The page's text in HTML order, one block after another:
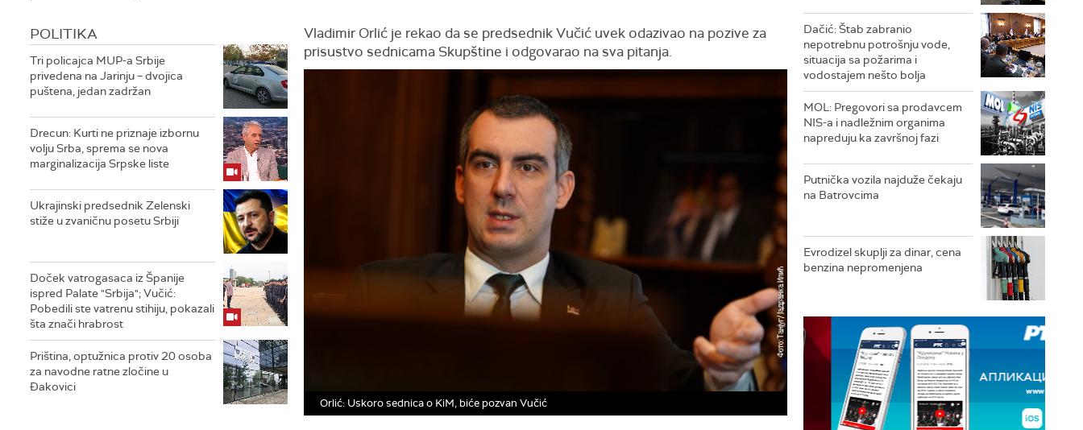
POLITIKA
Tri policajca MUP-a Srbije
privedena na Jarinju – dvojica
puštena, jedan zadržan
Drecun: Kurti ne priznaje izbornu
volju Srba, sprema se nova
marginalizacija Srpske liste
Ukrajinski predsednik Zelenski
stiže u zvaničnu posetu Srbiji
Doček vatrogasaca iz Španije
ispred Palate "Srbija"; Vučić:
Pobedili ste vatrenu stihiju, pokazali
šta znači hrabrost
Priština, optužnica protiv 20 osoba
za navodne ratne zločine u
Đakovici
Vladimir Orlić je rekao da se predsednik Vučić uvek odazivao na pozive za
prisustvo sednicama Skupštine i odgovarao na sva pitanja.
Orlić: Uskoro sednica o KiM, biće pozvan Vučić
Dačić: Štab zabranio
nepotrebnu potrošnju vode,
situacija sa požarima i
vodostajem nešto bolja
MOL: Pregovori sa prodavcem
NIS-a i nadležnim organima
napreduju ka završnoj fazi
Putnička vozila najduže čekaju
na Batrovcima
Evrodizel skuplji za dinar, cena
benzina nepromenjena